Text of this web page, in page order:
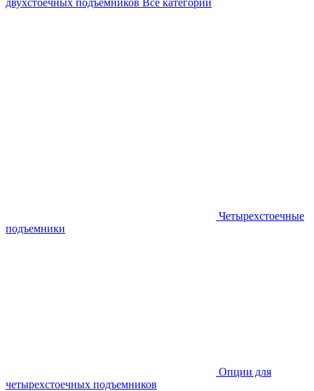
двухстоечных подъемников Все категории
Четырехстоечные
подъемники
Опции для
четырехстоечных подъемников